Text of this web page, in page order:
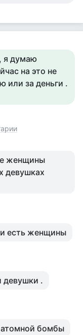
я думаю
на это не
или за деньги .
женщины
девушках
есть женщины
девушки .
атомной бомбы